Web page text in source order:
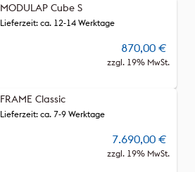
MODULAP Cube S
Lieferzeit: ca. 12-14 Werktage
870,00 €
zzgl. 19% MwSt.
FRAME Classic
7.690,00 €
zzgl. 19% MwSt.
Lieferzeit: ca. 7-9 Werktage